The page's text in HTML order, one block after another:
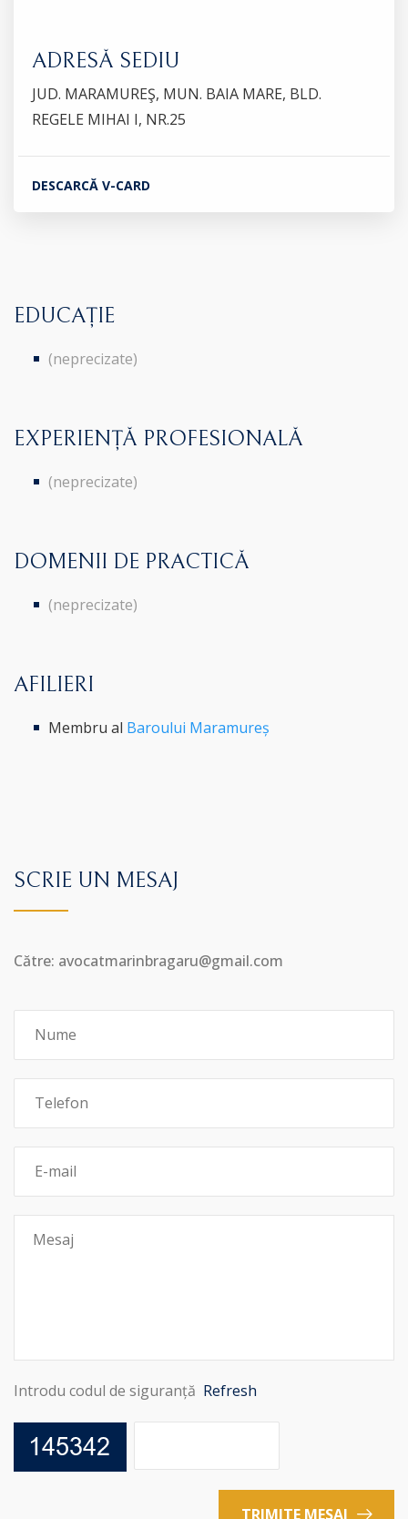
ADRESĂ SEDIU
JUD. MARAMUREŞ, MUN. BAIA MARE, BLD.
REGELE MIHAI I, NR.25
DESCARCĂ V-CARD
EDUCAȚIE
(neprecizate)
EXPERIENȚĂ PROFESIONALĂ
(neprecizate)
DOMENII DE PRACTICĂ
(neprecizate)
AFILIERI
Membru al Baroului Maramureș
SCRIE UN MESAJ
Către: avocatmarinbragaru@gmail.com
Introdu codul de siguranță Refresh
TRIMITE MESAJ